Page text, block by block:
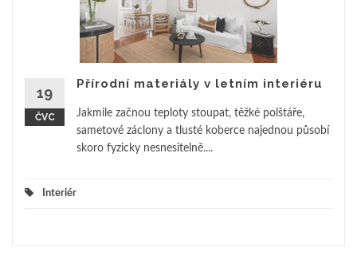
19
ČVC
Přírodní materiály v letním interiéru
Jakmile začnou teploty stoupat, těžké polštáře,
sametové záclony a tlusté koberce najednou působí
skoro fyzicky nesnesitelně....
Interiér